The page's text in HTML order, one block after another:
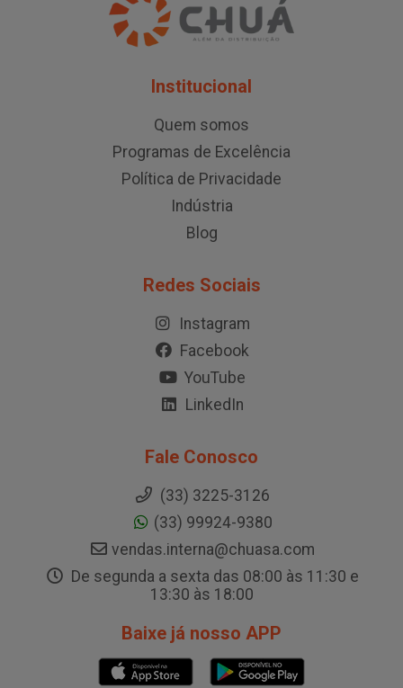
Institucional
Quem somos
Programas de Excelência
Política de Privacidade
Indústria
Blog
Redes Sociais
Instagram
Facebook
YouTube
LinkedIn
Fale Conosco
(33) 3225-3126
(33) 99924-9380
vendas.interna@chuasa.com
De segunda a sexta das 08:00 às 11:30 e
13:30 às 18:00
Baixe já nosso APP